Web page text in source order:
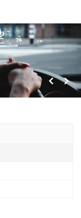
navigate_beforenavigate_next